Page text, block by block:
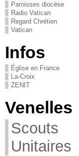
Paroisses diocèse
Radio Vatican
Regard Chrétien
Vatican
Infos
Église en France
La-Croix
ZENIT
Venelles
Scouts
Unitaires